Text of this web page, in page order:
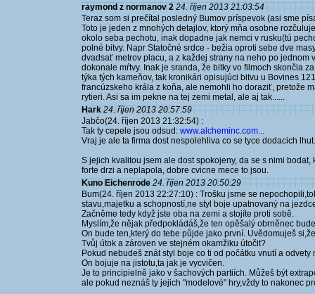
raymond z normanov 2 24. říjen 2013 21:03:54
Teraz som si prečítal posledný Bumov príspevok (asi sme
Toto je jeden z mnohých detajlov, ktorý mňa osobne
okolo seba pechotu, inak dopadne jak nemci v rusku(tú
polné bitvy. Napr Statočné srdce - bežia oproti sebe dve
dvadsať metrov placu, a z každej strany na neho po
dokonale mŕtvy. Inak je sranda, že bitky vo filmoch skončia
týka tých kameňov, tak kronikári opisujúci bitvu u Bovines
francúzskeho krála z koňa, ale nemohli ho doraziť, pretože
rytieri. Asi sa im pekne na tej zemi metal, ale aj tak......
Hark 24. říjen 2013 20:57:59
Jabčo(24. říjen 2013 21:32:54) :
Tak ty cepele jsou odsud: www.alcheminc.com...
Vraj je ale ta firma dost nespolehliva co se tyce dodacich lhut.
S jejich kvalitou jsem ale dost spokojeny, da se s nimi
forte drzi a neplapola, dobre cvicne mece to jsou.
Kuno Eichenrode 24. říjen 2013 20:50:29
Bum(24. říjen 2013 22:27:10) : Trošku jsme se
stavu,majetku a schopností,ne styl boje upatnovaný na
Začněme tedy když jste oba na zemi a stojíte proti sobě.
Myslím,že nějak předpokládáš,že ten opěšalý obrněnec
On bude ten,který do tebe půjde jako první. Uvědomuješ
Tvůj útok a zároven ve stejném okamžiku útočit?
Pokud nebudeš znát styl boje co ti od počátku vnutí a
On bojuje na jistotu,ta jak je vycvičen.
Je to principielně jako v šachových partiích. Můžeš být
ale pokud neznáš ty jejich "modelové" hry,vždy to nakonec